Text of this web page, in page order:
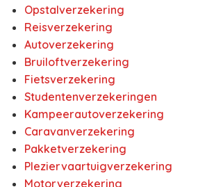
Opstalverzekering
Reisverzekering
Autoverzekering
Bruiloftverzekering
Fietsverzekering
Studentenverzekeringen
Kampeerautoverzekering
Caravanverzekering
Pakketverzekering
Pleziervaartuigverzekering
Motorverzekering